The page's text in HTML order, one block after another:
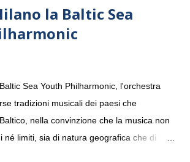
la Baltic Sea
Sea Youth Philharmonic, l'orchestra
tradizioni musicali dei paesi che
nella convinzione che la musica non
né limiti, sia di natura geografica che di